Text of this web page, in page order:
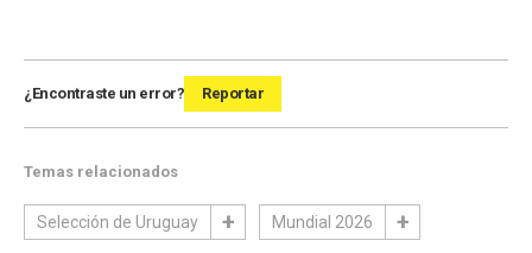
¿Encontraste un error? Reportar
Temas relacionados
Selección de Uruguay Mundial 2026